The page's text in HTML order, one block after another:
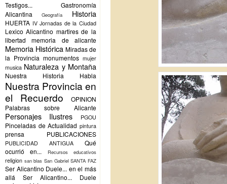
Testigos...
Gastronomía
Alicantina
Geografía Historia
HUERTA IV Jornadas de la Ciudad
Lexico Alicantino martires de la
libertad
memoria de alicante
Memoria Histórica Miradas de
la Provincia monumentos mujer
musica Naturaleza y Montaña
Nuestra Historia Habla
Nuestra Provincia en
el Recuerdo
OPINION
Palabras sobre Alicante
Personajes Ilustres PGOU
Pinceladas de Actualidad pintura
prensa PUBLICACIONES
PUBLICIDAD ANTIGUA
Qué
ocurrió en...
Recursos educativos
religion san blas San Gabriel SANTA FAZ
Ser Alicantino Duele... en el más
allá
Ser Alicantino... Duele